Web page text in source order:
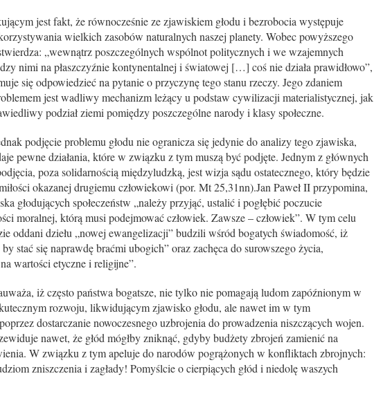
jest fakt, że równocześnie ze zjawiskiem głodu i bezrobocia występuje
wielkich zasobów naturalnych naszej planety. Wobec powyższego
„wewnątrz poszczególnych wspólnot politycznych i we wzajemnych
nimi na płaszczyźnie kontynentalnej i światowej […] coś nie działa prawidłowo”,
się odpowiedzieć na pytanie o przyczynę tego stanu rzeczy. Jego zdaniem
jest wadliwy mechanizm leżący u podstaw cywilizacji materialistycznej, jak
podział ziemi pomiędzy poszczególne narody i klasy społeczne.
podjęcie problemu głodu nie ogranicza się jedynie do analizy tego zjawiska,
pewne działania, które w związku z tym muszą być podjęte. Jednym z głównych
poza solidarnością międzyludzką, jest wizja sądu ostatecznego, który będzie
okazanej drugiemu człowiekowi (por. Mt 25,31nn).Jan Paweł II przypomina,
głodujących społeczeństw „należy przyjąć, ustalić i pogłębić poczucie
moralnej, którą musi podejmować człowiek. Zawsze – człowiek”. W tym celu
oddani dziełu „nowej ewangelizacji” budzili wśród bogatych świadomość, iż
by stać się naprawdę braćmi ubogich” oraz zachęca do surowszego życia,
wartości etyczne i religijne”.
iż często państwa bogatsze, nie tylko nie pomagają ludom zapóźnionym w
rozwoju, likwidującym zjawisko głodu, ale nawet im w tym
dostarczanie nowoczesnego uzbrojenia do prowadzenia niszczących wojen.
nawet, że głód mógłby zniknąć, gdyby budżety zbrojeń zamienić na
W związku z tym apeluje do narodów pogrążonych w konfliktach zbrojnych:
zniszczenia i zagłady! Pomyślcie o cierpiących głód i niedolę waszych